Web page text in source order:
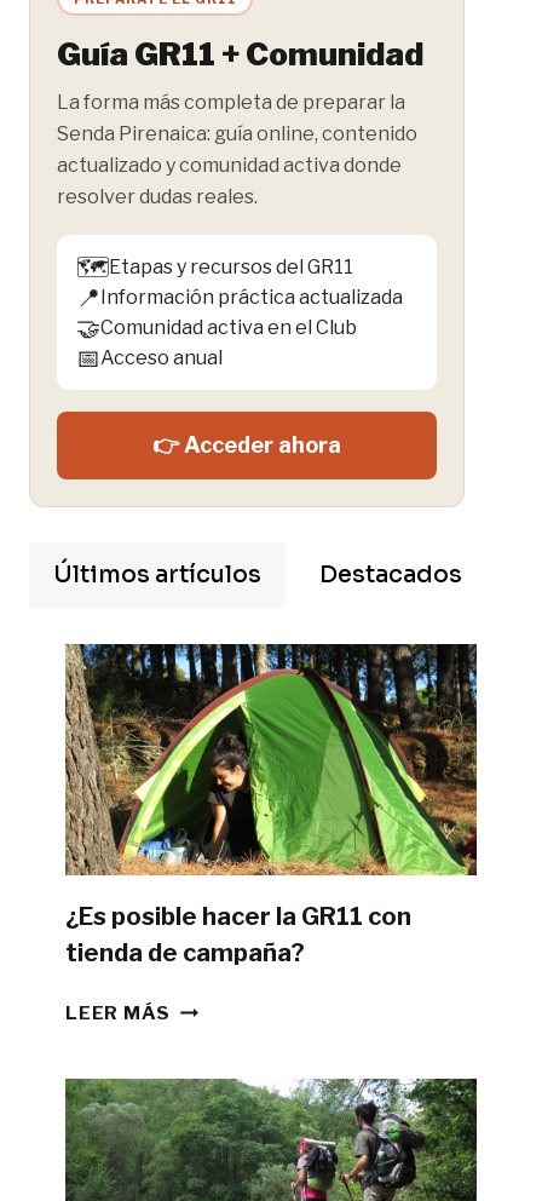
Guía GR11 + Comunidad
La forma más completa de preparar la
Senda Pirenaica: guía online, contenido
actualizado y comunidad activa donde
resolver dudas reales.
🗺️Etapas y recursos del GR11
📍 Información práctica actualizada
🤝Comunidad activa en el Club
📅Acceso anual
👉 Acceder ahora
Últimos artículos Destacados
¿Es posible hacer la GR11 con
tienda de campaña?
LEER MÁS ¿ES
LA
GR11
CON
TIENDA